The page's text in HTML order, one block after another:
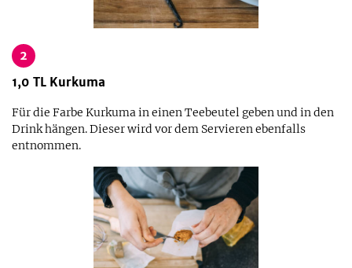
2
1,0 TL Kurkuma
Für die Farbe Kurkuma in einen Teebeutel geben und in den
Drink hängen. Dieser wird vor dem Servieren ebenfalls
entnommen.